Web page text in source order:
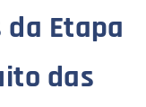
Etapa
das